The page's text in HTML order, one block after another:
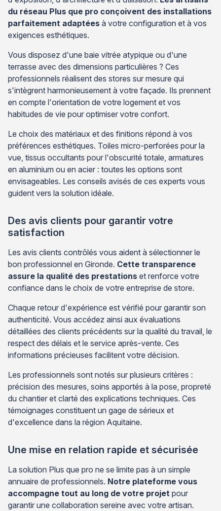
du réseau Plus que pro conçoivent des installations
parfaitement adaptées à votre configuration et à vos
exigences esthétiques.
Vous disposez d'une baie vitrée atypique ou d'une
terrasse avec des dimensions particulières ? Ces
professionnels réalisent des stores sur mesure qui
s'intègrent harmonieusement à votre façade. Ils prennent
en compte l'orientation de votre logement et vos
habitudes de vie pour optimiser votre confort.
Le choix des matériaux et des finitions répond à vos
préférences esthétiques. Toiles micro-perforées pour la
vue, tissus occultants pour l'obscurité totale, armatures
en aluminium ou en acier : toutes les options sont
envisageables. Les conseils avisés de ces experts vous
guident vers la solution idéale.
Des avis clients pour garantir votre
satisfaction
Les avis clients contrôlés vous aident à sélectionner le
bon professionnel en Gironde. Cette transparence
assure la qualité des prestations et renforce votre
confiance dans le choix de votre entreprise de store.
Chaque retour d'expérience est vérifié pour garantir son
authenticité. Vous accédez ainsi aux évaluations
détaillées des clients précédents sur la qualité du travail, le
respect des délais et le service après-vente. Ces
informations précieuses facilitent votre décision.
Les professionnels sont notés sur plusieurs critères :
précision des mesures, soins apportés à la pose, propreté
du chantier et clarté des explications techniques. Ces
témoignages constituent un gage de sérieux et
d'excellence dans la région Aquitaine.
Une mise en relation rapide et sécurisée
La solution Plus que pro ne se limite pas à un simple
annuaire de professionnels. Notre plateforme vous
accompagne tout au long de votre projet pour
garantir une collaboration sereine avec votre artisan.